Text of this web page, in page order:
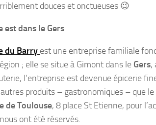
douces et onctueuses 😉
est dans le Gers
du Barry est une entreprise familiale
; elle se situe à Gimont dans le Gers,
l’entreprise est devenue épicerie
produits – gastronomiques – que
de Toulouse, 8 place St Etienne, pour
ont été réservés.